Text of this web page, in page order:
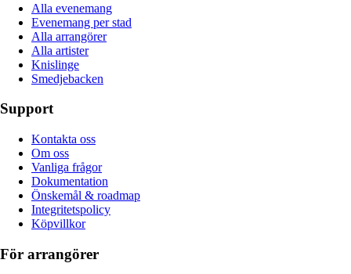
Alla evenemang
Evenemang per stad
Alla arrangörer
Alla artister
Knislinge
Smedjebacken
Support
Kontakta oss
Om oss
Vanliga frågor
Dokumentation
Önskemål & roadmap
Integritetspolicy
Köpvillkor
För arrangörer